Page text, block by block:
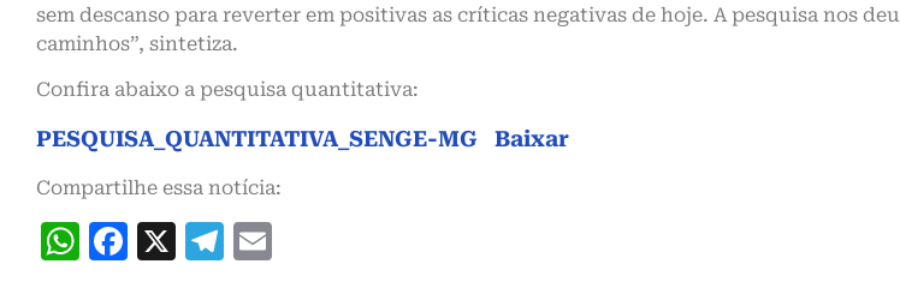
sem descanso para reverter em positivas as críticas negativas de hoje. A pesquisa nos deu
caminhos”, sintetiza.
Confira abaixo a pesquisa quantitativa:
PESQUISA_QUANTITATIVA_SENGE-MG Baixar
Compartilhe essa notícia:
WhatsApp
Facebook
X Telegram